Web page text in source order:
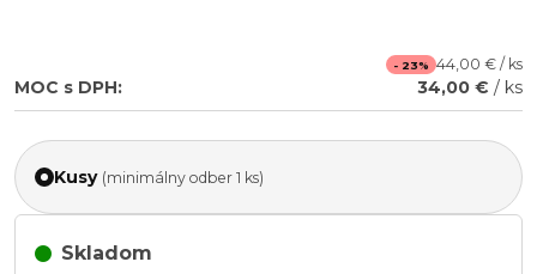
- 23% 44,00 € / ks
MOC s DPH: 34,00 € / ks
Kusy (minimálny odber 1 ks)
Skladom